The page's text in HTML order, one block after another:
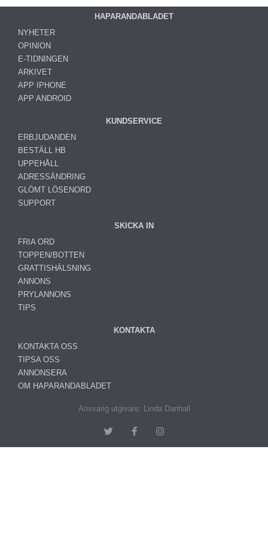
HAPARANDABLADET
NYHETER
OPINION
E-TIDNINGEN
ARKIVET
APP IPHONE
APP ANDROID
KUNDSERVICE
ERBJUDANDEN
BESTÄLL HB
UPPEHÅLL
ADRESSÄNDRING
GLÖMT LÖSENORD
SUPPORT
SKICKA IN
FRIA ORD
TOPPEN/BOTTEN
GRATTISHÄLSNING
ANNONS
PRYLANNONS
TIPS
KONTAKTA
KONTAKTA OSS
TIPSA OSS
ANNONSERA
OM HAPARANDABLADET
Ansvarig utgivare: Linda Danhall